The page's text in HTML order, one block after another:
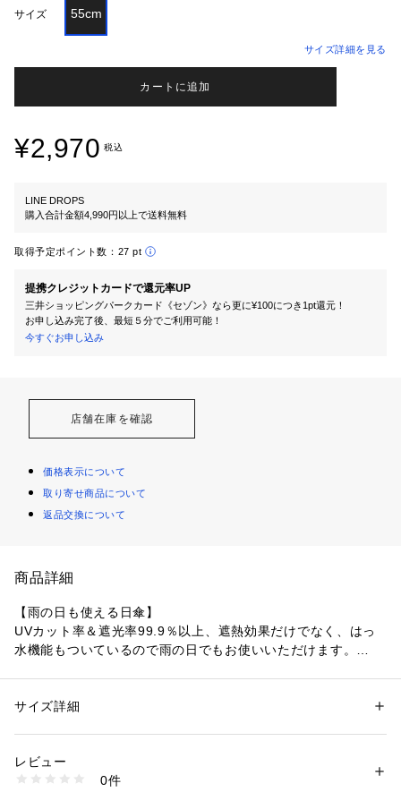
サイズ 55cm
サイズ詳細を見る
カートに追加
¥2,970 税込
LINE DROPS
購入合計金額4,990円以上で送料無料
取得予定ポイント数： 27 pt
提携クレジットカードで還元率UP
三井ショッピングパークカード《セゾン》なら更に¥100につき1pt還元！
お申し込み完了後、最短５分でご利用可能！
今すぐお申し込み
店舗在庫を確認
価格表示について
取り寄せ商品について
返品交換について
商品詳細
【雨の日も使える日傘】
UVカット率＆遮光率99.9％以上、遮熱効果だけでなく、はっ
水機能もついているので雨の日でもお使いいただけます。
広げた傘の先端がとがっていないので、周りに人が多い場所で
で、通学時のお子さまの安全に配慮した設計です。
性別：キッズ・ベビー
素材：ポリエステル100%、裏面ポリウレタンコーティング、透明部分ポ
生産国：中国
4340000001668
サイズ詳細
レビュー
0件